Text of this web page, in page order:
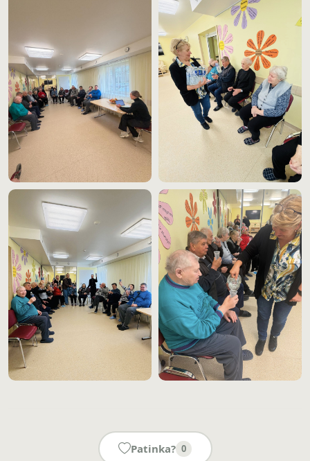
Patinka? 0